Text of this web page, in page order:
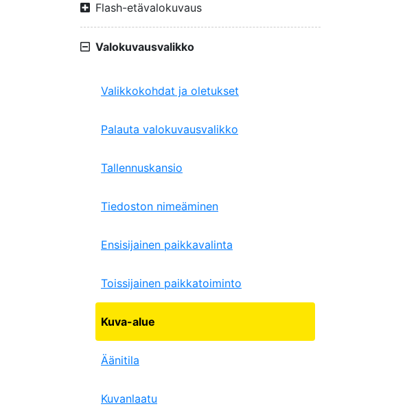
Flash-etävalokuvaus
Valokuvausvalikko
Valikkokohdat ja oletukset
Palauta valokuvausvalikko
Tallennuskansio
Tiedoston nimeäminen
Ensisijainen paikkavalinta
Toissijainen paikkatoiminto
Kuva-alue
Äänitila
Kuvanlaatu